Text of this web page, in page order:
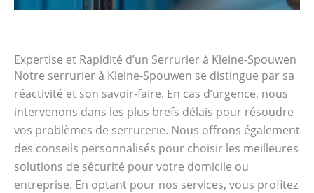
Expertise et Rapidité d’un Serrurier à Kleine-Spouwen
Notre serrurier à Kleine-Spouwen se distingue par sa
réactivité et son savoir-faire. En cas d’urgence, nous
intervenons dans les plus brefs délais pour résoudre
vos problèmes de serrurerie. Nous offrons également
des conseils personnalisés pour choisir les meilleures
solutions de sécurité pour votre domicile ou
entreprise. En optant pour nos services, vous profitez